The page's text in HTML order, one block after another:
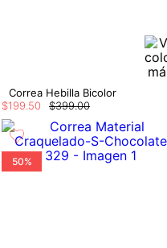
Correa Hebilla Bicolor
$399.00
$199 50
50%